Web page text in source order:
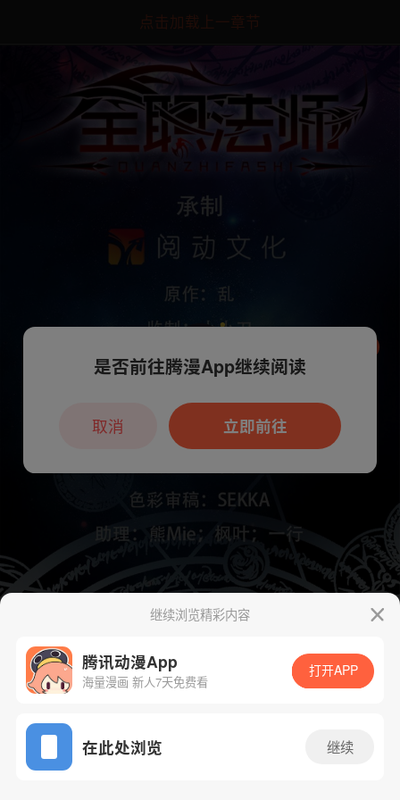
点击加载上一章节
App免费看
下一话 腾漫App免费看
继续浏览精彩内容
腾讯动漫App
海量漫画 新人7天免费看
打开APP
在此处浏览 继续
本章节仅支持App阅读，可打开App新用
户7天免费看
是否前往腾漫App继续阅读
立即前往
取消